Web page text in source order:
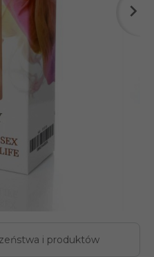
i produktów